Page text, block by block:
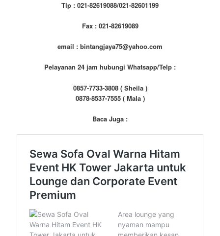
Tlp : 021-82619088/021-82601199
Fax : 021-82619089
email : bintangjaya75@yahoo.com
Pelayanan 24 jam hubungi Whatsapp/Telp :
0857-7733-3808 ( Sheila )
0878-8537-7555 ( Mala )
Baca Juga :